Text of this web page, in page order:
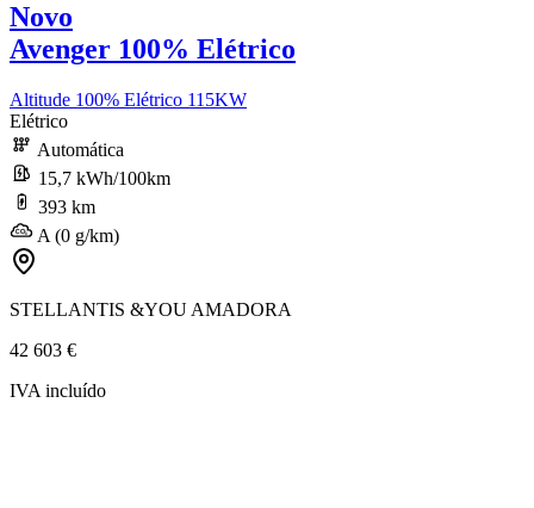
Novo
Avenger 100% Elétrico
Altitude 100% Elétrico 115KW
Elétrico
Automática
15,7 kWh/100km
393 km
A (0 g/km)
STELLANTIS &YOU AMADORA
42 603 €
IVA incluído